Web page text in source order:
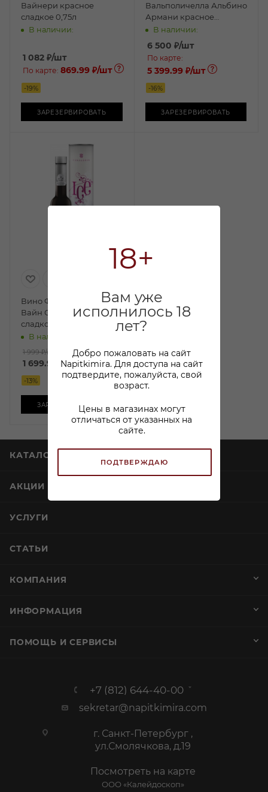
18+
Вам уже
исполнилось 18
лет?
Добро пожаловать на сайт
Napitkimira. Для доступа на сайт
подтвердите, пожалуйста, свой
возраст.
Цены в магазинах могут
отличаться от указанных на
сайте.
ПОДТВЕРЖДАЮ
Вайнери красное
сладкое 0,75л
В наличии:
1 082 ₽/шт
По карте: 869.99 ₽/шт
-19%
ЗАРЕЗЕРВИРОВАТЬ
Вальполичелла Альбино
Армани красное
сладкое 0,5л
В наличии:
6 500 ₽/шт
По карте:
5 399.99 ₽/шт
-16%
ЗАРЕЗЕРВИРОВАТЬ
Вино Фанагория Айс
Вайн Саперави красное
сладкое 0,375л п/у
В наличии:
1 999 ₽/шт
1 699.99 ₽/шт
-13%
ЗАРЕЗЕРВИРОВАТЬ
КАТАЛОГ
АКЦИИ
УСЛУГИ
СТАТЬИ
КОМПАНИЯ
ИНФОРМАЦИЯ
ПОМОЩЬ И СЕРВИСЫ
+7 (812) 644-40-00
sekretar@napitkimira.com
г. Санкт-Петербург ,
ул.Смолячкова, д.19
Посмотреть на карте
ООО «Калейдоскоп»